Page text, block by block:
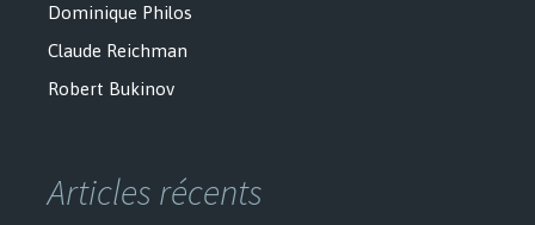
Dominique Philos
Claude Reichman
Robert Bukinov
Articles récents